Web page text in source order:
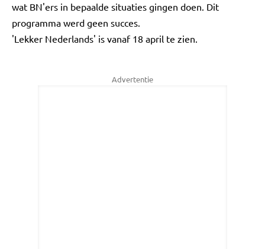
wat BN'ers in bepaalde situaties gingen doen. Dit
programma werd geen succes.
'Lekker Nederlands' is vanaf 18 april te zien.
Advertentie